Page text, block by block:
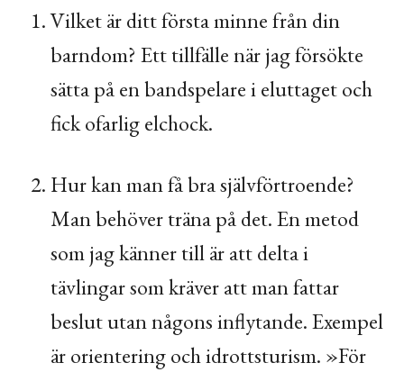
Vilket är ditt första minne från din
barndom? Ett tillfälle när jag försökte
sätta på en bandspelare i eluttaget och
fick ofarlig elchock.
Hur kan man få bra självförtroende?
Man behöver träna på det. En metod
som jag känner till är att delta i
tävlingar som kräver att man fattar
beslut utan någons inflytande. Exempel
är orientering och idrottsturism. »För